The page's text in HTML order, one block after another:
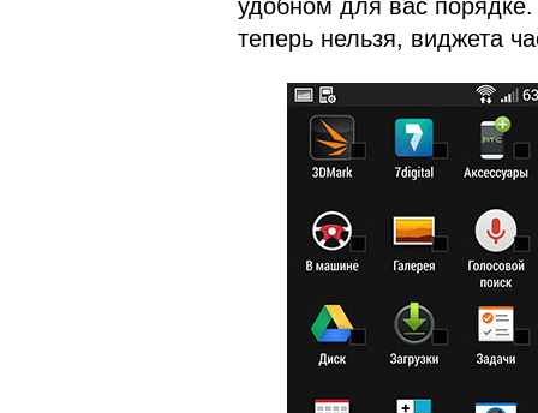
удобном для вас
теперь нельзя, виджета